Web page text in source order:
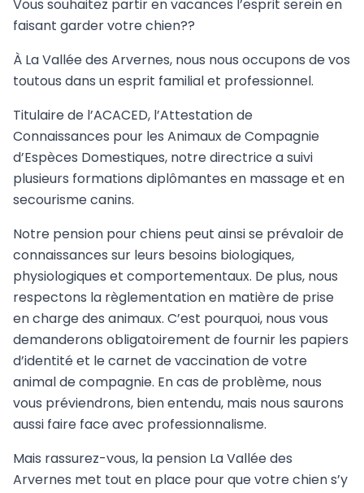
Vous souhaitez partir en vacances l’esprit serein en
faisant garder votre chien??
À La Vallée des Arvernes, nous nous occupons de vos
toutous dans un esprit familial et professionnel.
Titulaire de l’ACACED, l’Attestation de
Connaissances pour les Animaux de Compagnie
d’Espèces Domestiques, notre directrice a suivi
plusieurs formations diplômantes en massage et en
secourisme canins.
Notre pension pour chiens peut ainsi se prévaloir de
connaissances sur leurs besoins biologiques,
physiologiques et comportementaux. De plus, nous
respectons la règlementation en matière de prise
en charge des animaux. C’est pourquoi, nous vous
demanderons obligatoirement de fournir les papiers
d’identité et le carnet de vaccination de votre
animal de compagnie. En cas de problème, nous
vous préviendrons, bien entendu, mais nous saurons
aussi faire face avec professionnalisme.
Mais rassurez-vous, la pension La Vallée des
Arvernes met tout en place pour que votre chien s’y